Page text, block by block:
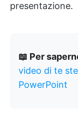
presentazione.
📖 Per
video di te
PowerPoint